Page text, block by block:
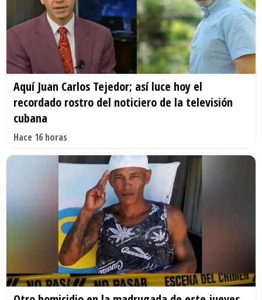
Aquí Juan Carlos Tejedor; así luce hoy el
recordado rostro del noticiero de la televisión
cubana
Hace 16 horas